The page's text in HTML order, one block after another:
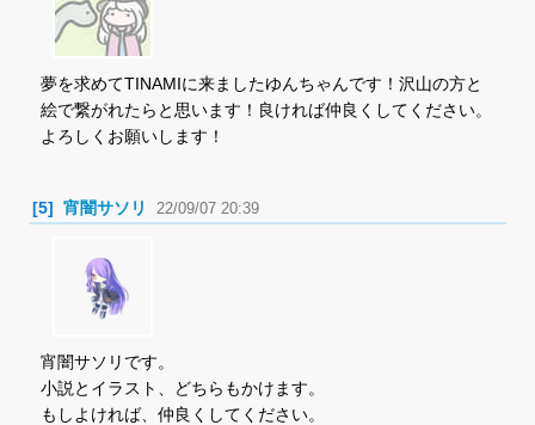
夢を求めてTINAMIに来ましたゆんちゃんです！沢山の方と
絵で繋がれたらと思います！良ければ仲良くしてください。
よろしくお願いします！
[5] 宵闇サソリ 22/09/07 20:39
宵闇サソリです。
小説とイラスト、どちらもかけます。
もしよければ、仲良くしてください。